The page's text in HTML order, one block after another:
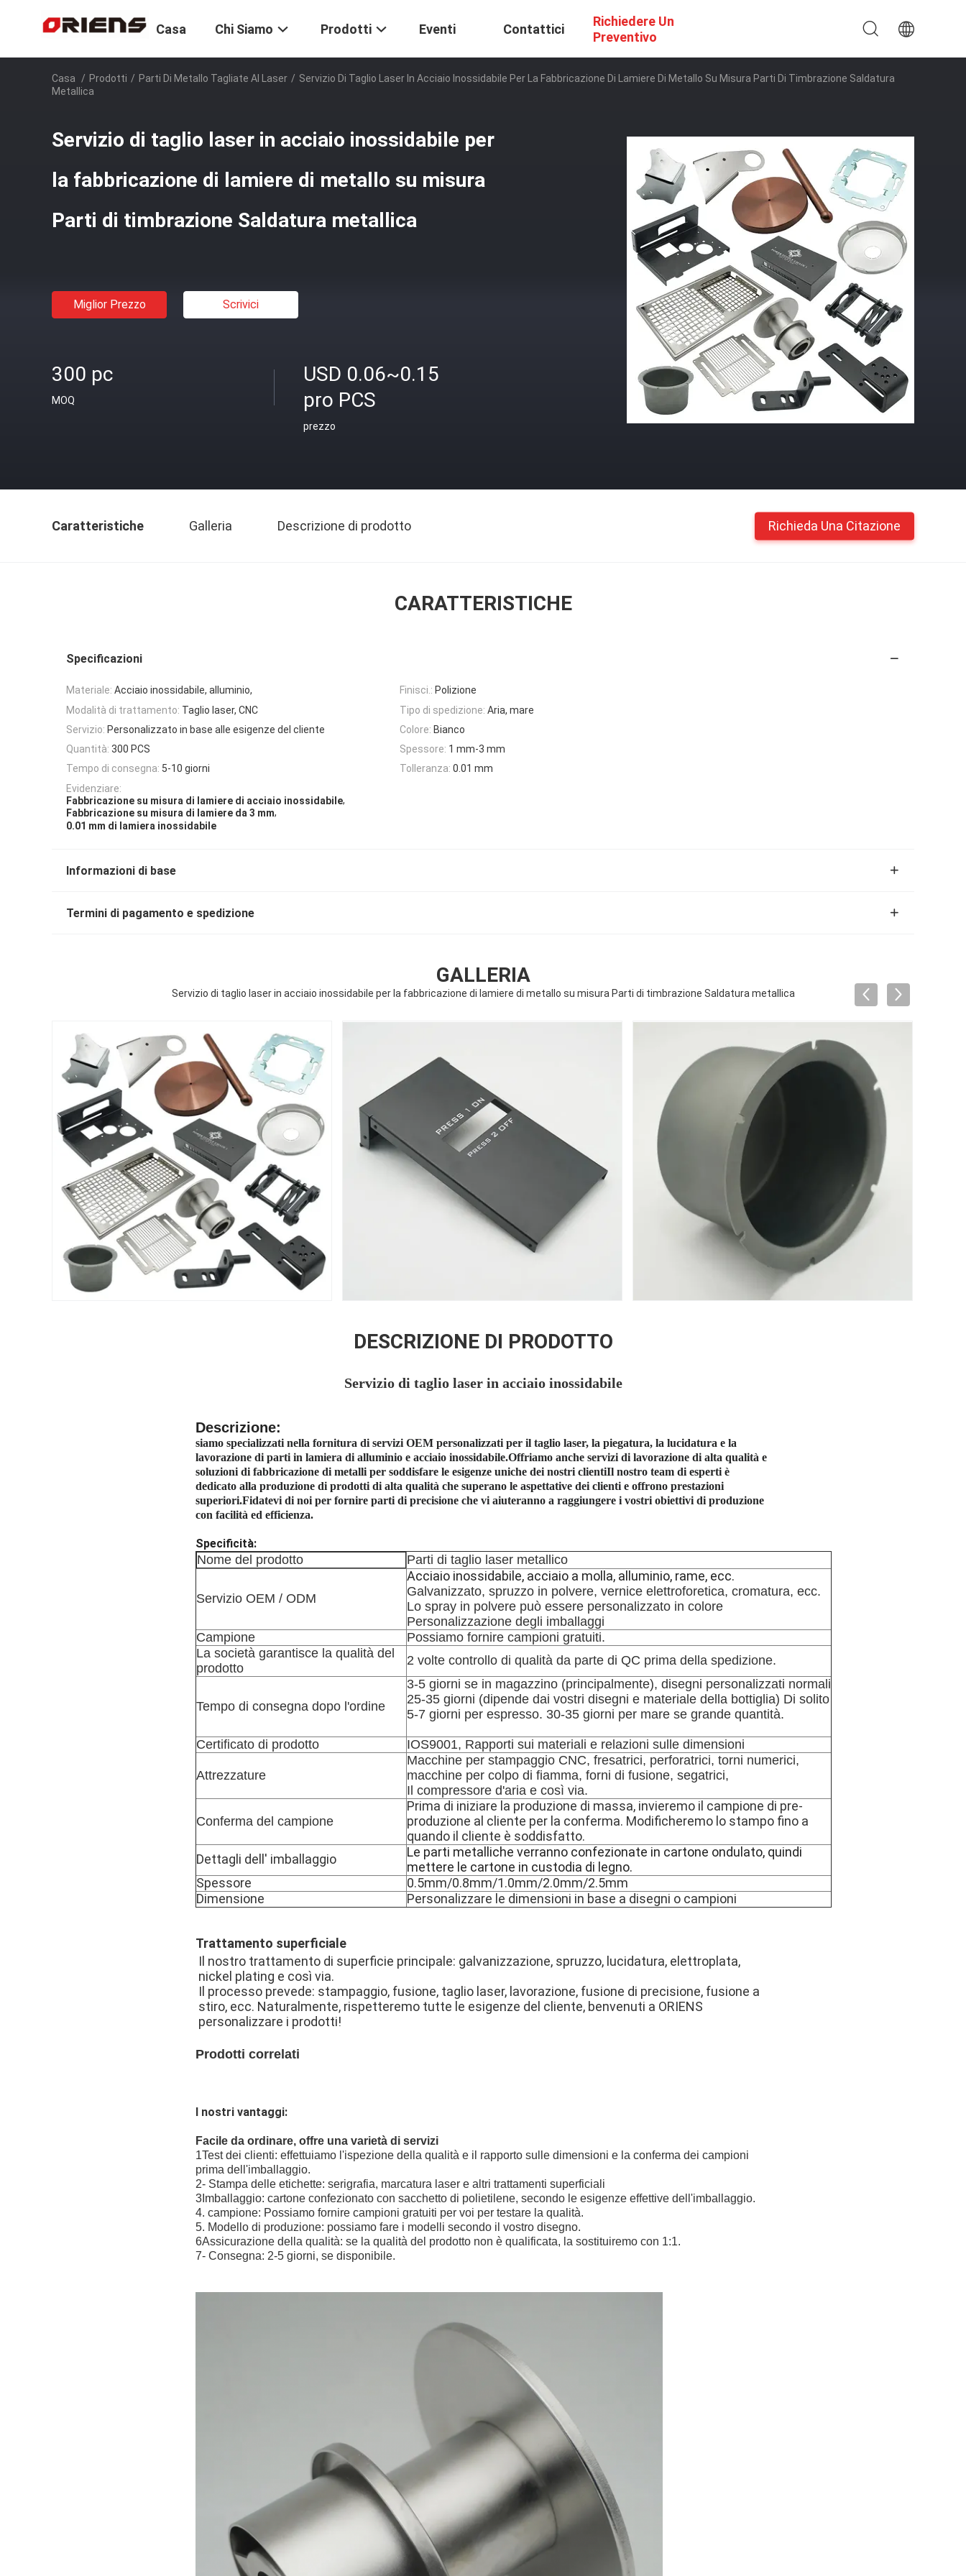
Casa Chi Siamo Prodotti Eventi Contattici
Richiedere Un
Preventivo
Casa / Prodotti / Parti Di Metallo Tagliate Al Laser / Servizio Di Taglio Laser In Acciaio Inossidabile Per La Fabbricazione Di Lamiere Di Metallo Su Misura Parti Di Timbrazione Saldatura
Metallica
Servizio di taglio laser in acciaio inossidabile per
la fabbricazione di lamiere di metallo su misura
Parti di timbrazione Saldatura metallica
Miglior Prezzo Scrivici
300 pc
MOQ
USD 0.06~0.15
pro PCS
prezzo
Caratteristiche Galleria Descrizione di prodotto Richieda Una Citazione
CARATTERISTICHE
Specificazioni
Materiale: Acciaio inossidabile, alluminio, Finisci.: Polizione
Modalità di trattamento: Taglio laser, CNC Tipo di spedizione: Aria, mare
Servizio: Personalizzato in base alle esigenze del cliente Colore: Bianco
Quantità: 300 PCS Spessore: 1 mm-3 mm
Tempo di consegna: 5-10 giorni Tolleranza: 0.01 mm
Evidenziare:
Fabbricazione su misura di lamiere di acciaio inossidabile,
Fabbricazione su misura di lamiere da 3 mm,
0.01 mm di lamiera inossidabile
Informazioni di base
Termini di pagamento e spedizione
GALLERIA
Servizio di taglio laser in acciaio inossidabile per la fabbricazione di lamiere di metallo su misura Parti di timbrazione Saldatura metallica
DESCRIZIONE DI PRODOTTO
Servizio di taglio laser in acciaio inossidabile
Descrizione:
siamo specializzati nella fornitura di servizi OEM personalizzati per il taglio laser, la piegatura, la lucidatura e la
lavorazione di parti in lamiera di alluminio e acciaio inossidabile.Offriamo anche servizi di lavorazione di alta qualità e
soluzioni di fabbricazione di metalli per soddisfare le esigenze uniche dei nostri clientiIl nostro team di esperti è
dedicato alla produzione di prodotti di alta qualità che superano le aspettative dei clienti e offrono prestazioni
superiori.Fidatevi di noi per fornire parti di precisione che vi aiuteranno a raggiungere i vostri obiettivi di produzione
con facilità ed efficienza.
Specificità:
Nome del prodotto Parti di taglio laser metallico
Servizio OEM / ODM
Acciaio inossidabile, acciaio a molla, alluminio, rame, ecc.
Galvanizzato, spruzzo in polvere, vernice elettroforetica, cromatura, ecc.
Lo spray in polvere può essere personalizzato in colore
Personalizzazione degli imballaggi
Campione
Possiamo fornire campioni gratuiti.
La società garantisce la qualità del
prodotto
2 volte controllo di qualità da parte di QC prima della spedizione.
Tempo di consegna dopo l'ordine
3-5 giorni se in magazzino (principalmente), disegni personalizzati normali
25-35 giorni (dipende dai vostri disegni e materiale della bottiglia) Di solito
5-7 giorni per espresso. 30-35 giorni per mare se grande quantità.
Certificato di prodotto IOS9001, Rapporti sui materiali e relazioni sulle dimensioni
Attrezzature
Macchine per stampaggio CNC, fresatrici, perforatrici, torni numerici,
macchine per colpo di fiamma, forni di fusione, segatrici,
Il compressore d'aria e così via.
Conferma del campione
Prima di iniziare la produzione di massa, invieremo il campione di pre-
produzione al cliente per la conferma. Modificheremo lo stampo fino a
quando il cliente è soddisfatto.
Dettagli dell' imballaggio
Le parti metalliche verranno confezionate in cartone ondulato, quindi
mettere le cartone in custodia di legno.
Spessore
0.5mm/0.8mm/1.0mm/2.0mm/2.5mm
Dimensione
Personalizzare le dimensioni in base a disegni o campioni
Trattamento superficiale
Il nostro trattamento di superficie principale: galvanizzazione, spruzzo, lucidatura, elettroplata,
nickel plating e così via.
Il processo prevede: stampaggio, fusione, taglio laser, lavorazione, fusione di precisione, fusione a
stiro, ecc. Naturalmente, rispetteremo tutte le esigenze del cliente, benvenuti a ORIENS
personalizzare i prodotti!
Prodotti correlati
I nostri vantaggi:
Facile da ordinare, offre una varietà di servizi
1Test dei clienti: effettuiamo l'ispezione della qualità e il rapporto sulle dimensioni e la conferma dei campioni
prima dell'imballaggio.
2- Stampa delle etichette: serigrafia, marcatura laser e altri trattamenti superficiali
3Imballaggio: cartone confezionato con sacchetto di polietilene, secondo le esigenze effettive dell'imballaggio.
4. campione: Possiamo fornire campioni gratuiti per voi per testare la qualità.
5. Modello di produzione: possiamo fare i modelli secondo il vostro disegno.
6Assicurazione della qualità: se la qualità del prodotto non è qualificata, la sostituiremo con 1:1.
7- Consegna: 2-5 giorni, se disponibile.